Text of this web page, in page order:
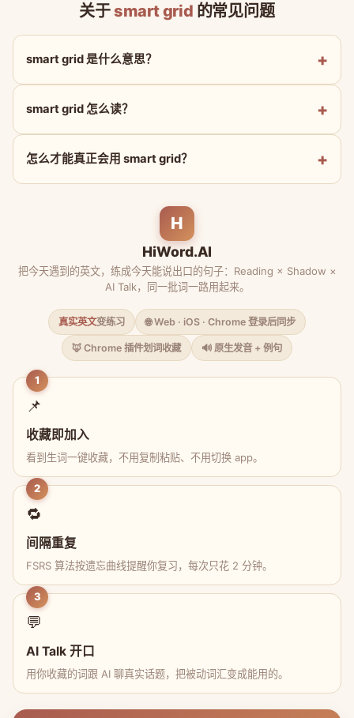
关于 smart grid 的常见问题
smart grid 是什么意思？
smart grid 怎么读？
怎么才能真正会用 smart grid？
H
HiWord.AI
把今天遇到的英文，练成今天能说出口的句子：Reading × Shadow ×
AI Talk，同一批词一路用起来。
真实英文变练习 🌐 Web · iOS · Chrome 登录后同步
🦊 Chrome 插件划词收藏 🔊 原生发音 + 例句
1
📌
收藏即加入
看到生词一键收藏，不用复制粘贴、不用切换 app。
2
🔁
间隔重复
FSRS 算法按遗忘曲线提醒你复习，每次只花 2 分钟。
3
💬
AI Talk 开口
用你收藏的词跟 AI 聊真实话题，把被动词汇变成能用的。